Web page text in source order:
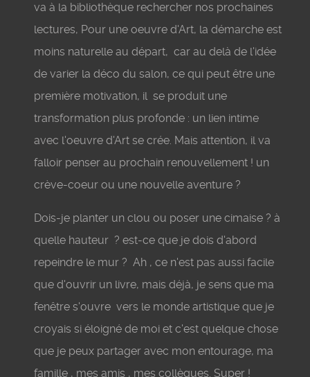
va à la bibliothèque rechercher nos prochaines
lectures, Pour une oeuvre d'Art, la démarche est
moins naturelle au départ, car au delà de l'idée
de varier la déco du salon, ce qui peut être une
première motivation, il se produit une
transformation plus profonde : un lien intime
avec l'oeuvre d'Art se crée. Mais attention, il va
falloir penser au prochain renouvellement ! un
crève-coeur ou une nouvelle aventure ?
Dois-je planter un clou ou poser une cimaise ? à
quelle hauteur ? est-ce que je dois d'abord
repeindre le mur ? Ah , ce n'est pas aussi facile
que d'ouvrir un livre, mais déjà, je sens que ma
fenêtre s'ouvre vers le monde artistique que je
croyais si éloigné de moi et c'est quelque chose
que je peux partager avec mon entourage, ma
famille , mes amis , mes collègues. Super !